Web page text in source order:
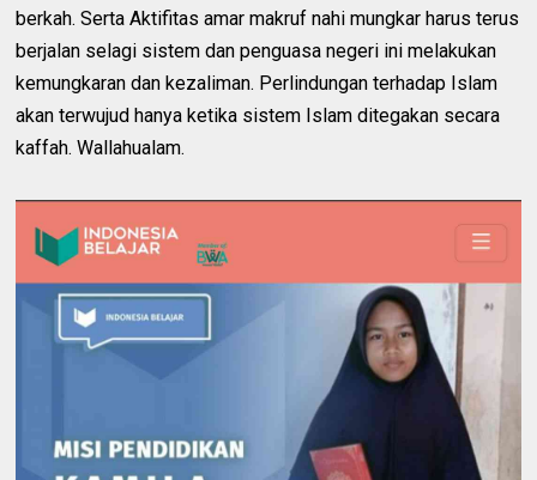
berkah. Serta Aktifitas amar makruf nahi mungkar harus terus
berjalan selagi sistem dan penguasa negeri ini melakukan
kemungkaran dan kezaliman. Perlindungan terhadap Islam
akan terwujud hanya ketika sistem Islam ditegakan secara
kaffah. Wallahualam.